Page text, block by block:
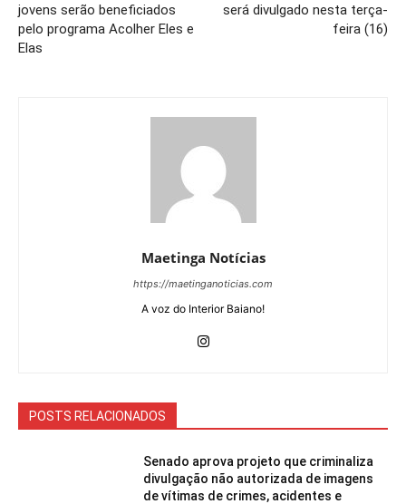
jovens serão beneficiados
pelo programa Acolher Eles e
Elas
será divulgado nesta terça-
feira (16)
Maetinga Notícias
https://maetinganoticias.com
A voz do Interior Baiano!
POSTS RELACIONADOS
Senado aprova projeto que criminaliza
divulgação não autorizada de imagens
de vítimas de crimes, acidentes e